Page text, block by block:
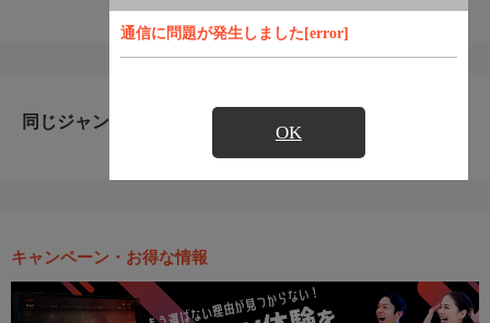
通信に問題が発生しました[error]
OK
同じジャンルのおすすめ番組
キャンペーン・お得な情報